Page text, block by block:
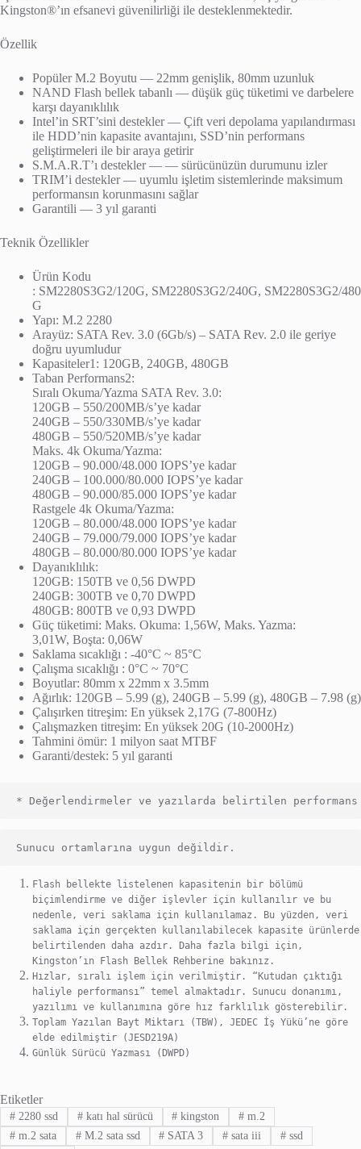
Kingston®’ın efsanevi güvenilirliği ile desteklenmektedir.
Özellik
Popüler M.2 Boyutu — 22mm genişlik, 80mm uzunluk
NAND Flash bellek tabanlı — düşük güç tüketimi ve darbelere
karşı dayanıklılık
Intel’in SRT’sini destekler — Çift veri depolama yapılandırması
ile HDD’nin kapasite avantajını, SSD’nin performans
geliştirmeleri ile bir araya getirir
S.M.A.R.T’ı destekler — — sürücünüzün durumunu izler
TRIM’i destekler — uyumlu işletim sistemlerinde maksimum
performansın korunmasını sağlar
Garantili — 3 yıl garanti
Teknik Özellikler
Ürün Kodu
: SM2280S3G2/120G, SM2280S3G2/240G, SM2280S3G2/480
G
Yapı: M.2 2280
Arayüz: SATA Rev. 3.0 (6Gb/s) – SATA Rev. 2.0 ile geriye
doğru uyumludur
Kapasiteler1: 120GB, 240GB, 480GB
Taban Performans2:
Sıralı Okuma/Yazma SATA Rev. 3.0:
120GB – 550/200MB/s’ye kadar
240GB – 550/330MB/s’ye kadar
480GB – 550/520MB/s’ye kadar
Maks. 4k Okuma/Yazma:
120GB – 90.000/48.000 IOPS’ye kadar
240GB – 100.000/80.000 IOPS’ye kadar
480GB – 90.000/85.000 IOPS’ye kadar
Rastgele 4k Okuma/Yazma:
120GB – 80.000/48.000 IOPS’ye kadar
240GB – 79.000/79.000 IOPS’ye kadar
480GB – 80.000/80.000 IOPS’ye kadar
Dayanıklılık:
120GB: 150TB ve 0,56 DWPD
240GB: 300TB ve 0,70 DWPD
480GB: 800TB ve 0,93 DWPD
Güç tüketimi: Maks. Okuma: 1,56W, Maks. Yazma:
3,01W, Boşta: 0,06W
Saklama sıcaklığı : -40°C ~ 85°C
Çalışma sıcaklığı : 0°C ~ 70°C
Boyutlar: 80mm x 22mm x 3.5mm
Ağırlık: 120GB – 5.99 (g), 240GB – 5.99 (g), 480GB – 7.98 (g)
Çalışırken titreşim: En yüksek 2,17G (7-800Hz)
Çalışmazken titreşim: En yüksek 20G (10-2000Hz)
Tahmini ömür: 1 milyon saat MTBF
Garanti/destek: 5 yıl garanti
* Değerlendirmeler ve yazılarda belirtilen
Sunucu ortamlarına uygun değildir.
Flash bellekte listelenen kapasitenin bir bölümü
biçimlendirme ve diğer işlevler için kullanılır ve bu
nedenle, veri saklama için kullanılamaz. Bu yüzden, veri
saklama için gerçekten kullanılabilecek kapasite ürünlerde
belirtilenden daha azdır. Daha fazla bilgi için,
Kingston’ın Flash Bellek Rehberine bakınız.
Hızlar, sıralı işlem için verilmiştir. “Kutudan çıktığı
haliyle performansı” temel almaktadır. Sunucu donanımı,
yazılımı ve kullanımına göre hız farklılık gösterebilir.
Toplam Yazılan Bayt Miktarı (TBW), JEDEC İş Yükü’ne göre
elde edilmiştir (JESD219A)
Günlük Sürücü Yazması (DWPD)
Etiketler
#2280 ssd #katı hal sürücü # kingston # m.2
#m.2 sata #M.2 sata ssd # SATA 3 # sata iii # ssd